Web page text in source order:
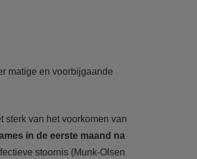
matige en voorbijgaande
sterk van het voorkomen van
in de eerste maand na
stoornis (Munk-Olsen